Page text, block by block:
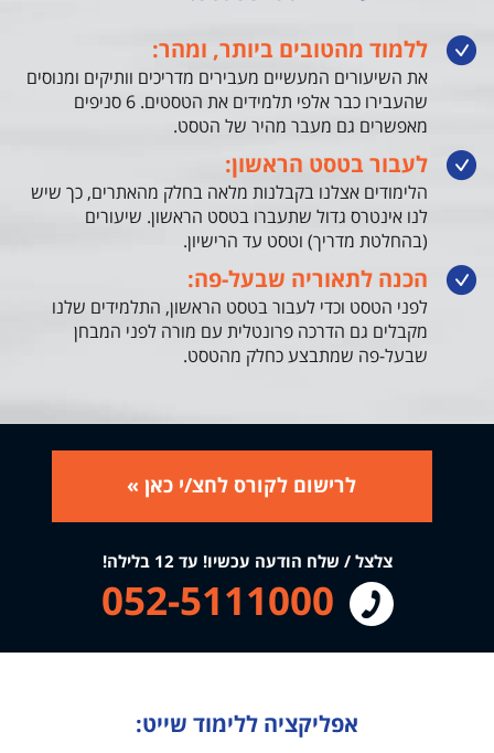
ללמוד מהטובים ביותר, ומהר:
את השיעורים המעשיים מעבירים מדריכים וותיקים ומנוסים
שהעבירו כבר אלפי תלמידים את הטסטים. 6 סניפים
מאפשרים גם מעבר מהיר של הטסט.
לעבור בטסט הראשון:
הלימודים אצלנו בקבלנות מלאה בחלק מהאתרים, כך שיש
לנו אינטרס גדול שתעברו בטסט הראשון. שיעורים
(בהחלטת מדריך) וטסט עד הרישיון.
הכנה לתאוריה שבעל-פה:
לפני הטסט וכדי לעבור בטסט הראשון, התלמידים שלנו
מקבלים גם הדרכה פרונטלית עם מורה לפני המבחן
שבעל-פה שמתבצע כחלק מהטסט.
לרישום לקורס לחצ/י כאן »
צלצל / שלח הודעה עכשיו! עד 12 בלילה!
052-5111000
אפליקציה ללימוד שייט: